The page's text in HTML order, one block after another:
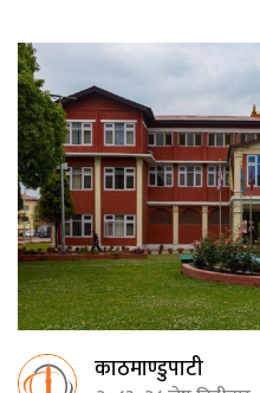
काठमाण्डुपाटी